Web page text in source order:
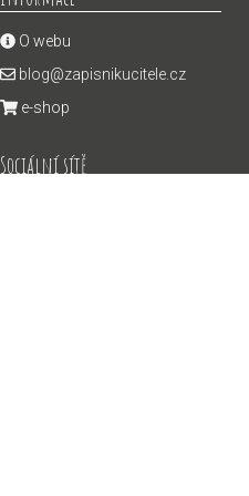
O webu
blog@zapisnikucitele.cz
e-shop
Sociální sítě